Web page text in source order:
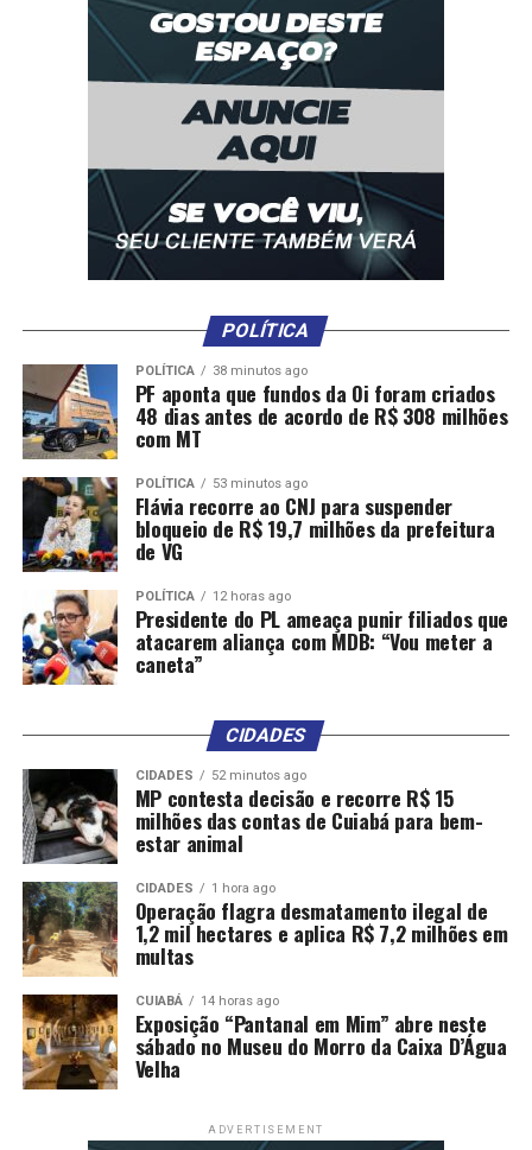
POLÍTICA
POLÍTICA 38 minutos ago
PF aponta que fundos da Oi foram criados
48 dias antes de acordo de R$ 308 milhões
com MT
POLÍTICA 53 minutos ago
Flávia recorre ao CNJ para suspender
bloqueio de R$ 19,7 milhões da prefeitura
de VG
POLÍTICA 12 horas ago
Presidente do PL ameaça punir filiados que
atacarem aliança com MDB: “Vou meter a
caneta”
CIDADES
CIDADES 52 minutos ago
MP contesta decisão e recorre R$ 15
milhões das contas de Cuiabá para bem-
estar animal
CIDADES 1 hora ago
Operação flagra desmatamento ilegal de
1,2 mil hectares e aplica R$ 7,2 milhões em
multas
CUIABÁ 14 horas ago
Exposição “Pantanal em Mim” abre neste
sábado no Museu do Morro da Caixa D’Água
Velha
ADVERTISEMENT